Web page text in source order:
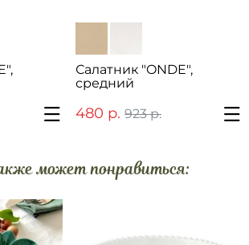
Салатник "ONDE",
средний
480 р. 923 р.
может понравиться: